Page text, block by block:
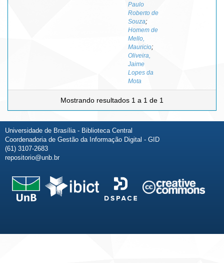
Paulo
Roberto de
Souza;
Homem de
Mello,
Mauricio;
Oliveira,
Jaime
Lopes da
Mota
Mostrando resultados 1 a 1 de 1
Universidade de Brasília - Biblioteca Central
Coordenadoria de Gestão da Informação Digital - GID
(61) 3107-2683
repositorio@unb.br